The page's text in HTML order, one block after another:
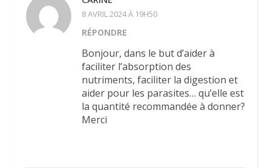
8 AVRIL 2024 À 19H50
RÉPONDRE
Bonjour, dans le but d’aider à
faciliter l’absorption des
nutriments, faciliter la digestion et
aider pour les parasites… qu’elle est
la quantité recommandée à donner?
Merci